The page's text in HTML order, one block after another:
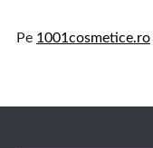
Pe 1001cosmetice.ro